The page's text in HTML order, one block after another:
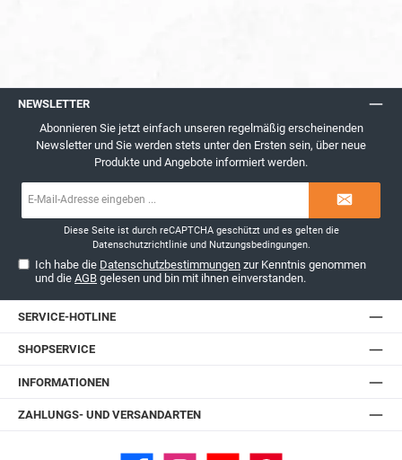
NEWSLETTER
Abonnieren Sie jetzt einfach unseren regelmäßig erscheinenden
Newsletter und Sie werden stets unter den Ersten sein, über neue
Produkte und Angebote informiert werden.
Diese Seite ist durch reCAPTCHA geschützt und es gelten die
Datenschutzrichtlinieund Nutzungsbedingungen.
Ich habe die Datenschutzbestimmungen zur Kenntnis genommen
und dieAGB gelesen und bin mit ihnen einverstanden.
SERVICE-HOTLINE
SHOPSERVICE
INFORMATIONEN
ZAHLUNGS- UND VERSANDARTEN